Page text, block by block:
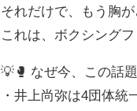
それだけで、もう胸が
これは、ボクシング
💡🥊 なぜ今、この話
・井上尚弥は4団体統